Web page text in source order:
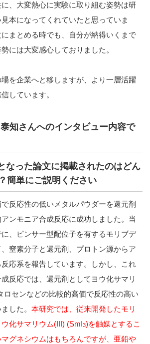
、大変熱心に実験に取り組む姿勢は研
本になってくれていたと思っていま
まとめる時でも、自分が納得いくまで
には大変感心しておりました。
を企業へと移しますが、より一層活躍
しています。
知さんへのインタビュー内容で
なった論文に掲載されたのはどん
簡単にご説明ください
反応性の低いメタルパウダーを還元剤
ンモニア合成反応に成功しました。当
、ピンサー型配位子を有するモリブデ
窒素分子と還元剤、プロトン源からア
応系を報告しています。しかし、これ
反応では、還元剤としてヨウ化サマリ
ロセンなどの比較的高価で反応性の高い
した。 本研究では、従来開発したモリ
化サマリウム(III) (SmI3)を触媒とするこ
グネシウムはもちろんですが、亜鉛や